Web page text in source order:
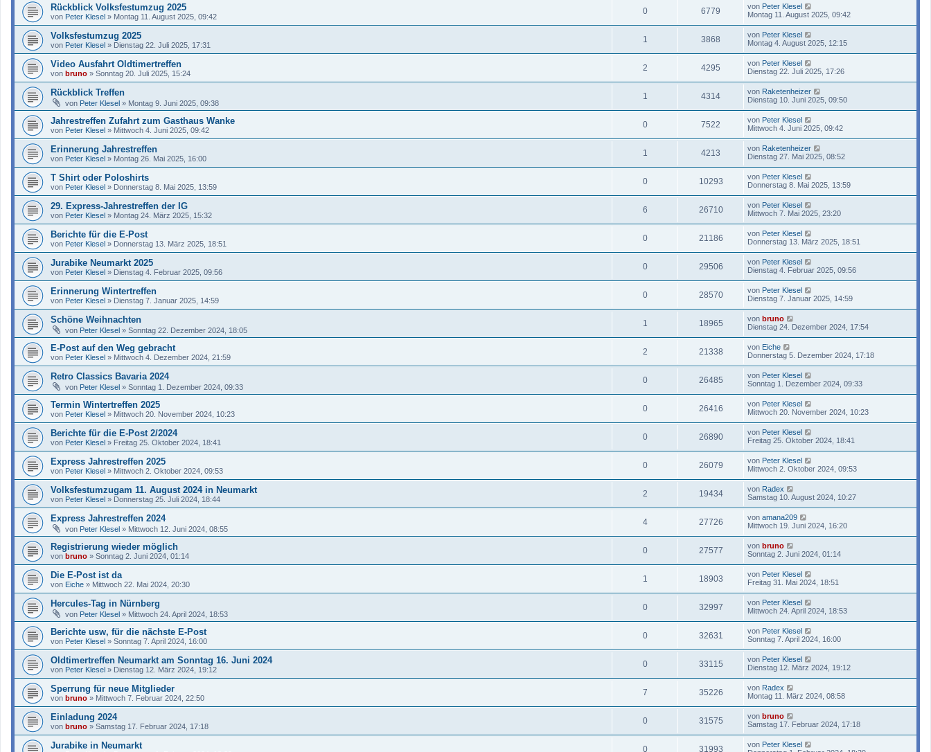
Rückblick Volksfestumzug 2025
von Peter Klesel » Montag 11. August 2025, 09:42
0 6779 von Peter Klesel
Montag 11. August 2025, 09:42
Volksfestumzug 2025
von Peter Klesel » Dienstag 22. Juli 2025, 17:31
1 3868 von Peter Klesel
Montag 4. August 2025, 12:15
Video Ausfahrt Oldtimertreffen
von bruno » Sonntag 20. Juli 2025, 15:24
2 4295 von Peter Klesel
Dienstag 22. Juli 2025, 17:26
Rückblick Treffen
von Peter Klesel » Montag 9. Juni 2025, 09:38
1 4314 von Raketenheizer
Dienstag 10. Juni 2025, 09:50
Jahrestreffen Zufahrt zum Gasthaus Wanke
von Peter Klesel » Mittwoch 4. Juni 2025, 09:42
0 7522 von Peter Klesel
Mittwoch 4. Juni 2025, 09:42
Erinnerung Jahrestreffen
von Peter Klesel » Montag 26. Mai 2025, 16:00
1 4213 von Raketenheizer
Dienstag 27. Mai 2025, 08:52
T Shirt oder Poloshirts
von Peter Klesel » Donnerstag 8. Mai 2025, 13:59
0 10293 von Peter Klesel
Donnerstag 8. Mai 2025, 13:59
29. Express-Jahrestreffen der IG
von Peter Klesel » Montag 24. März 2025, 15:32
6 26710 von Peter Klesel
Mittwoch 7. Mai 2025, 23:20
Berichte für die E-Post
von Peter Klesel » Donnerstag 13. März 2025, 18:51
0 21186 von Peter Klesel
Donnerstag 13. März 2025, 18:51
Jurabike Neumarkt 2025
von Peter Klesel » Dienstag 4. Februar 2025, 09:56
0 29506 von Peter Klesel
Dienstag 4. Februar 2025, 09:56
Erinnerung Wintertreffen
von Peter Klesel » Dienstag 7. Januar 2025, 14:59
0 28570 von Peter Klesel
Dienstag 7. Januar 2025, 14:59
Schöne Weihnachten
von Peter Klesel » Sonntag 22. Dezember 2024, 18:05
1 18965 von bruno
Dienstag 24. Dezember 2024, 17:54
E-Post auf den Weg gebracht
von Peter Klesel » Mittwoch 4. Dezember 2024, 21:59
2 21338 von Eiche
Donnerstag 5. Dezember 2024, 17:18
Retro Classics Bavaria 2024
von Peter Klesel » Sonntag 1. Dezember 2024, 09:33
0 26485 von Peter Klesel
Sonntag 1. Dezember 2024, 09:33
Termin Wintertreffen 2025
von Peter Klesel » Mittwoch 20. November 2024, 10:23
0 26416 von Peter Klesel
Mittwoch 20. November 2024, 10:23
Berichte für die E-Post 2/2024
von Peter Klesel » Freitag 25. Oktober 2024, 18:41
0 26890 von Peter Klesel
Freitag 25. Oktober 2024, 18:41
Express Jahrestreffen 2025
von Peter Klesel » Mittwoch 2. Oktober 2024, 09:53
0 26079 von Peter Klesel
Mittwoch 2. Oktober 2024, 09:53
Volksfestumzugam 11. August 2024 in Neumarkt
von Peter Klesel » Donnerstag 25. Juli 2024, 18:44
2 19434 von Radex
Samstag 10. August 2024, 10:27
Express Jahrestreffen 2024
von Peter Klesel » Mittwoch 12. Juni 2024, 08:55
4 27726 von amana209
Mittwoch 19. Juni 2024, 16:20
Registrierung wieder möglich
von bruno » Sonntag 2. Juni 2024, 01:14
0 27577 von bruno
Sonntag 2. Juni 2024, 01:14
Die E-Post ist da
von Eiche » Mittwoch 22. Mai 2024, 20:30
1 18903 von Peter Klesel
Freitag 31. Mai 2024, 18:51
Hercules-Tag in Nürnberg
von Peter Klesel » Mittwoch 24. April 2024, 18:53
0 32997 von Peter Klesel
Mittwoch 24. April 2024, 18:53
Berichte usw, für die nächste E-Post
von Peter Klesel » Sonntag 7. April 2024, 16:00
0 32631 von Peter Klesel
Sonntag 7. April 2024, 16:00
Oldtimertreffen Neumarkt am Sonntag 16. Juni 2024
von Peter Klesel » Dienstag 12. März 2024, 19:12
0 33115 von Peter Klesel
Dienstag 12. März 2024, 19:12
Sperrung für neue Mitglieder
von bruno » Mittwoch 7. Februar 2024, 22:50
7 35226 von Radex
Montag 11. März 2024, 08:58
Einladung 2024
von bruno » Samstag 17. Februar 2024, 17:18
0 31575 von bruno
Samstag 17. Februar 2024, 17:18
Jurabike in Neumarkt 0 31993 von Peter Klesel